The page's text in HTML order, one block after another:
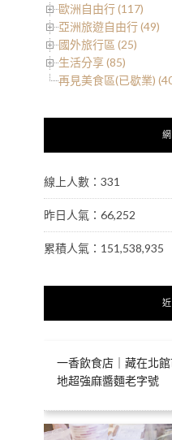
歐洲自由行 (117)
亞洲旅遊自由行 (49)
國外旅行區 (25)
生活分享 (85)
再見美食區(已歇業)
線上人數：331
昨日人氣：66,252
累積人氣：151,538,935
一香飲食店｜藏在北
地超強麻醬麵老字號